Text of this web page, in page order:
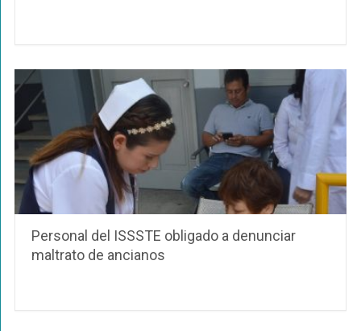
Personal del ISSSTE obligado a denunciar
maltrato de ancianos